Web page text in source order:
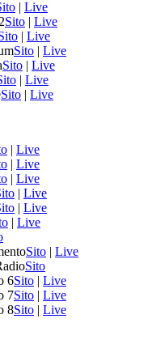
| Live
Sito | Live
| Live
Sito | Live
Sito | Live
| Live
Sito | Live
| Live
| Live
| Live
| Live
| Live
| Live
Sito | Live
Sito
6Sito | Live
7Sito | Live
8Sito | Live